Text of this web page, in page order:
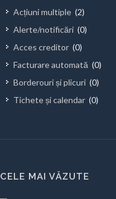
Acțiuni multiple (2)
Alerte/notificări (0)
Acces creditor (0)
Facturare automată (0)
Borderouri și plicuri (0)
Tichete și calendar (0)
CELE MAI VĂZUTE